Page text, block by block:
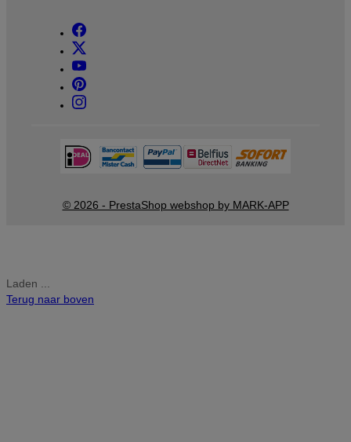
© 2026 - PrestaShop webshop by MARK-APP
Laden ...
Terug naar boven